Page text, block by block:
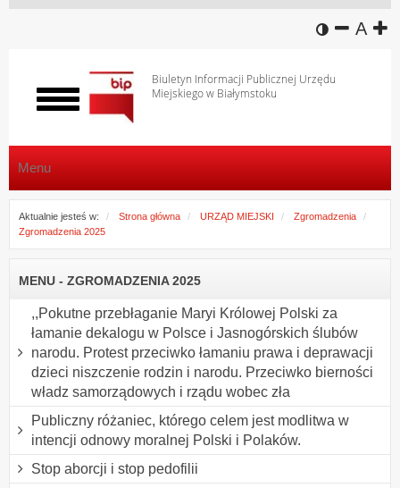
wersja
A
Biuletyn Informacji Publicznej Urzędu
Miejskiego w Białymstoku
Włącz
menu
Menu
Aktualnie jesteś w: Strona główna URZĄD MIEJSKI
Zgromadzenia
Zgromadzenia 2025
MENU - ZGROMADZENIA 2025
,,Pokutne przebłaganie Maryi Królowej Polski za
łamanie dekalogu w Polsce i Jasnogórskich ślubów
narodu. Protest przeciwko łamaniu prawa i deprawacji
dzieci niszczenie rodzin i narodu. Przeciwko bierności
władz samorządowych i rządu wobec zła
Publiczny różaniec, którego celem jest modlitwa w
intencji odnowy moralnej Polski i Polaków.
Stop aborcji i stop pedofilii